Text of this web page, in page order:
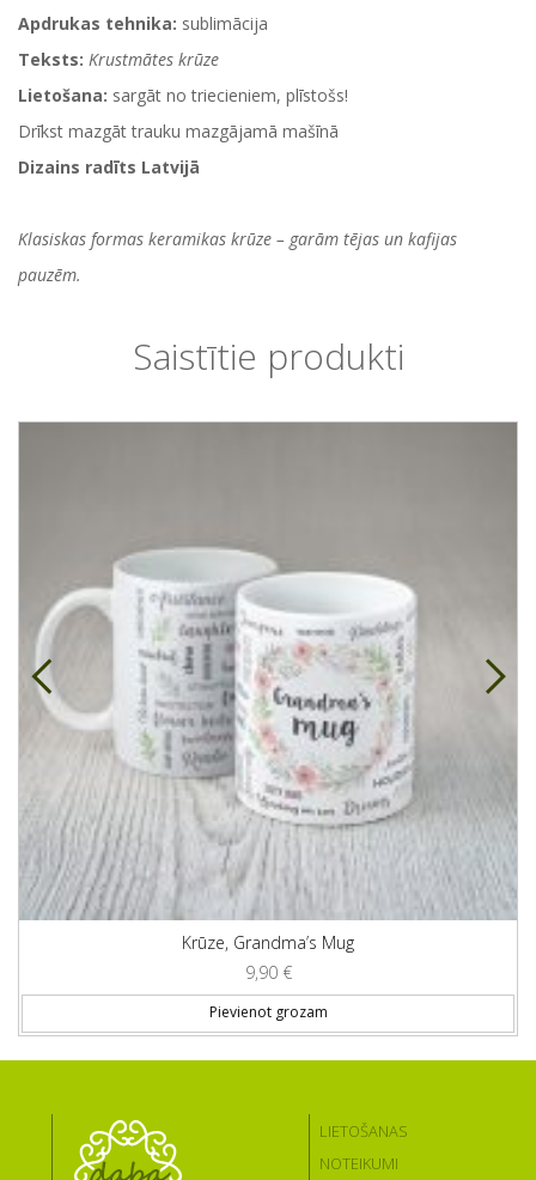
Apdrukas tehnika: sublimācija
Teksts: Krustmātes krūze
Lietošana: sargāt no triecieniem, plīstošs!
Drīkst mazgāt trauku mazgājamā mašīnā
Dizains radīts Latvijā
Klasiskas formas keramikas krūze – garām tējas un kafijas
pauzēm.
Saistītie produkti
Krūze, Grandma’s Mug
9,90 €
Pievienot grozam
LIETOŠANAS
NOTEIKUMI